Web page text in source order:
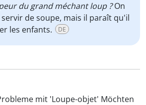
du grand méchant loup ?On
de soupe, mais il paraît qu'il
les enfants.
DE
mit 'Loupe-objet' Möchten